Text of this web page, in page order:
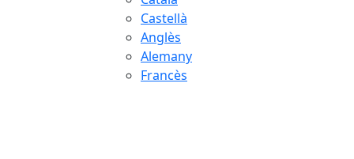
Castellà
Anglès
Alemany
Francès